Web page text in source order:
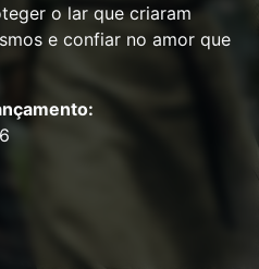
o lar que criaram
e confiar no amor que